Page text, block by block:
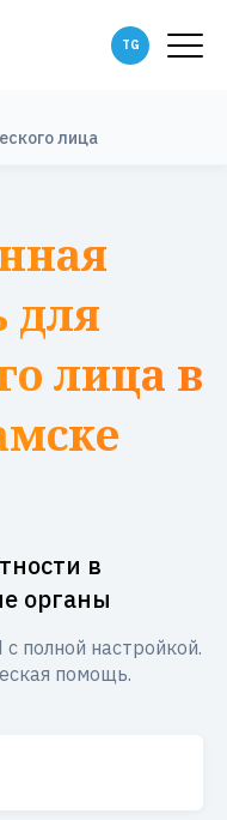
лица
для
лица в
в
органы
полной настройкой.
помощь.